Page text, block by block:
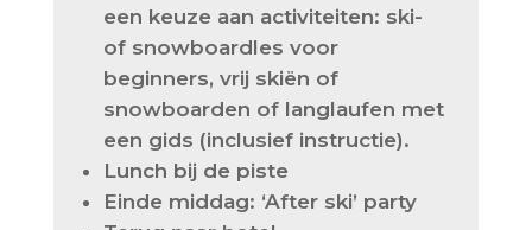
een keuze aan activiteiten: ski-
of snowboardles voor
beginners, vrij skiën of
snowboarden of langlaufen met
een gids (inclusief instructie).
Lunch bij de piste
Einde middag: ‘After ski’ party